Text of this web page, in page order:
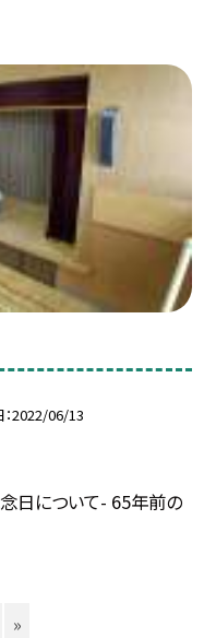
2022/06/13
日について- 65年前の
»